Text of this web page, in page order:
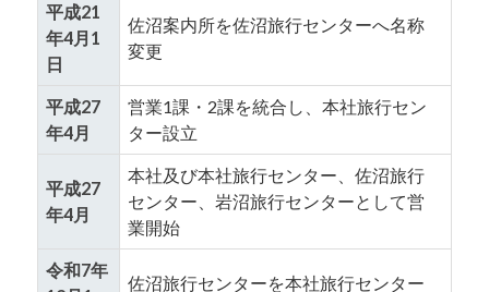
平成21
年4月1
日
佐沼案内所を佐沼旅行センターへ名称
変更
平成27
年4月
営業1課・2課を統合し、本社旅行セン
ター設立
平成27
年4月
本社及び本社旅行センター、佐沼旅行
センター、岩沼旅行センターとして営
業開始
令和7年
佐沼旅行センターを本社旅行センター